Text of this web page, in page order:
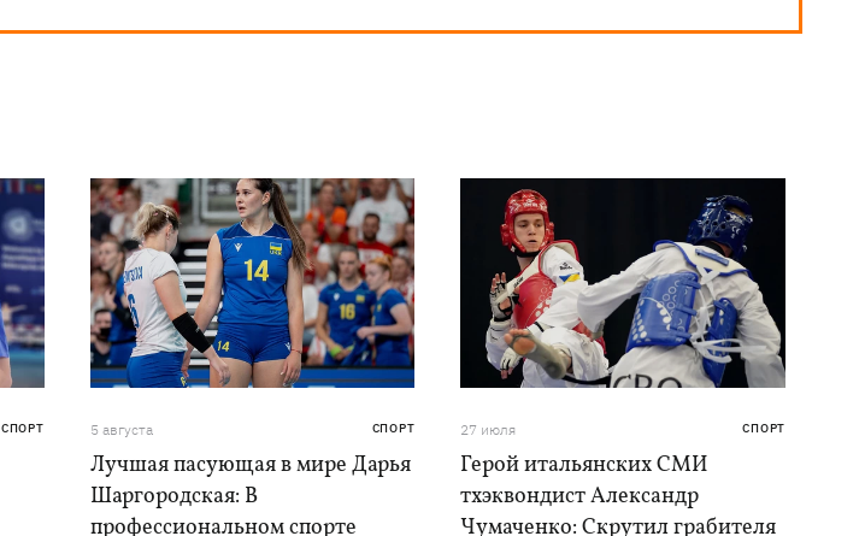
СПОРТ 5 августа СПОРТ
Лучшая пасующая в мире Дарья
Шаргородская: В
профессиональном спорте
27 июля СПОРТ
Герой итальянских СМИ
тхэквондист Александр
Чумаченко: Скрутил грабителя